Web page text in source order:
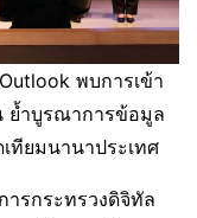
พบการเข้า
ย้ำบูรณาการข้อมูล
ทียมนานาประเทศ
รกระทรวงดิจิทัล